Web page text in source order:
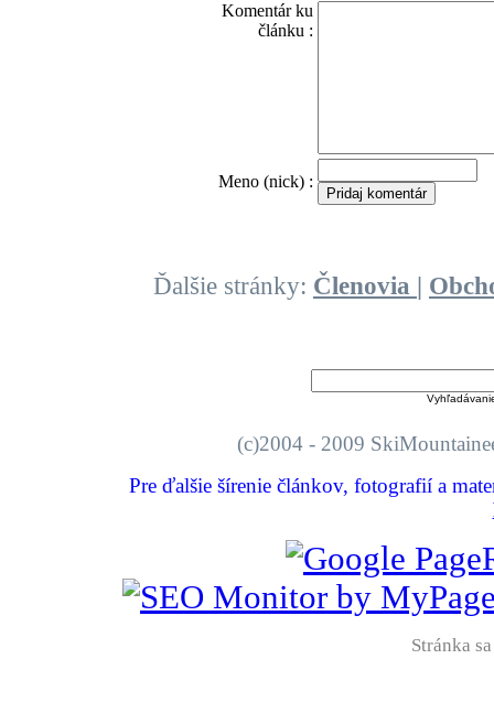
Komentár ku
článku :
Meno (nick) :
Ďalšie stránky: Členovia |
(c)2004 - 2009
Pre ďalšie šírenie článkov, fotografií a
Stránka